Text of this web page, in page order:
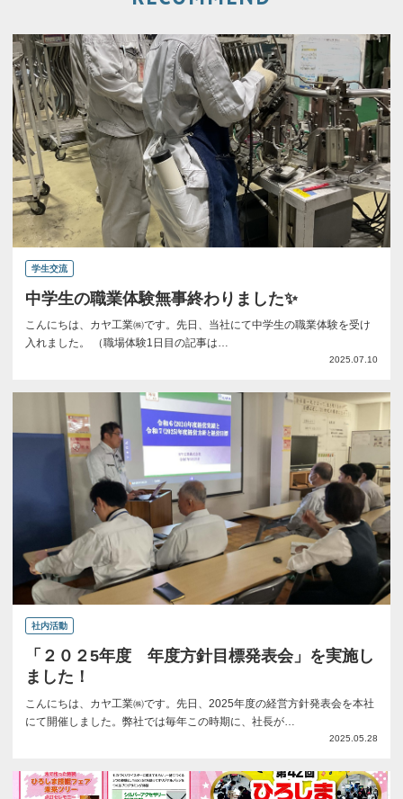
学生交流
中学生の職業体験無事終わりました✨
こんにちは、カヤ工業㈱です。先日、当社にて中学生の職業体験を受け
入れました。 （職場体験1日目の記事は…
2025.07.10
社内活動
「２０２5年度 年度方針目標発表会」を実施し
ました！
こんにちは、カヤ工業㈱です。先日、2025年度の経営方針発表会を本社
にて開催しました。弊社では毎年この時期に、社長が…
2025.05.28